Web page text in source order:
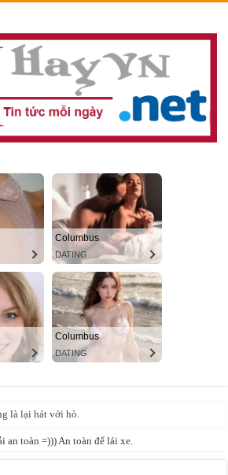
phong độ, đều đặn “gây mê” CĐM với loạt
an toàn =))) An toàn để lái xe.